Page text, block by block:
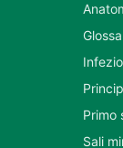
Primo
Sali